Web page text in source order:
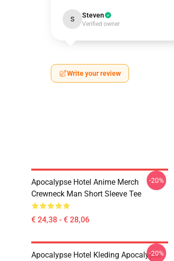
S Steven
Verified owner
Write your review
Apocalypse Hotel Anime Merch
Crewneck Man Short Sleeve Tee
€ 24,38 - € 28,06
-20%
Apocalypse Hotel Kleding Apocalypse
-20%